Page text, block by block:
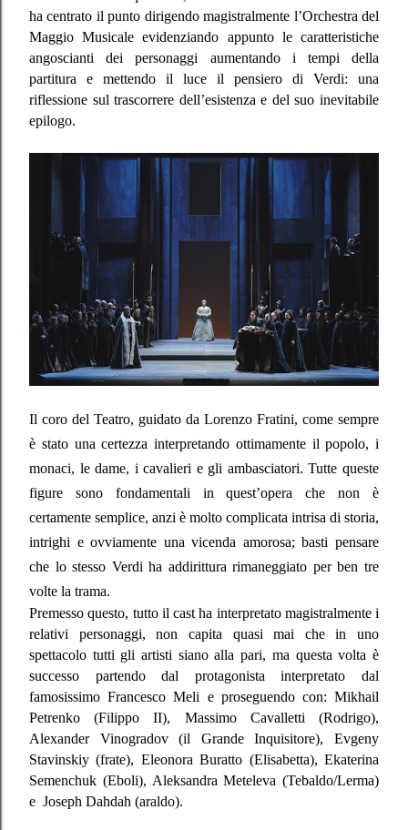
ha centrato il punto dirigendo magistralmente l’Orchestra del
Maggio Musicale evidenziando appunto le caratteristiche
angoscianti dei personaggi aumentando i tempi della
partitura e mettendo il luce il pensiero di Verdi: una
riflessione sul trascorrere dell’esistenza e del suo inevitabile
epilogo.
Il coro del Teatro, guidato da Lorenzo Fratini, come sempre
è stato una certezza interpretando ottimamente il popolo, i
monaci, le dame, i cavalieri e gli ambasciatori. Tutte queste
figure sono fondamentali in quest’opera che non è
certamente semplice, anzi è molto complicata intrisa di storia,
intrighi e ovviamente una vicenda amorosa; basti pensare
che lo stesso Verdi ha addirittura rimaneggiato per ben tre
volte la trama.
Premesso questo, tutto il cast ha interpretato magistralmente i
relativi personaggi, non capita quasi mai che in uno
spettacolo tutti gli artisti siano alla pari, ma questa volta è
successo partendo dal protagonista interpretato dal
famosissimo Francesco Meli e proseguendo con: Mikhail
Petrenko (Filippo II), Massimo Cavalletti (Rodrigo),
Alexander Vinogradov (il Grande Inquisitore), Evgeny
Stavinskiy (frate), Eleonora Buratto (Elisabetta), Ekaterina
Semenchuk (Eboli), Aleksandra Meteleva (Tebaldo/Lerma)
e Joseph Dahdah (araldo).